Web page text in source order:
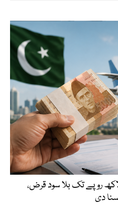
ملک جانے کے لیے 10 لاکھ روپے تک بلا سود قرض،
دی